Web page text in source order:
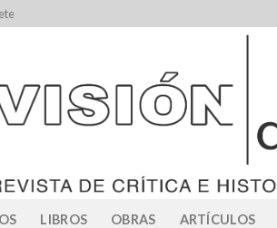
LIBROS OBRAS ARTÍCULOS